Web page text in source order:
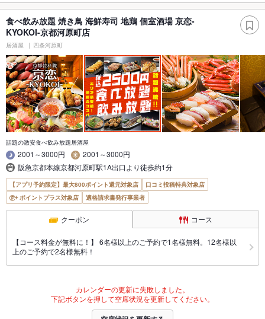
食べ飲み放題 焼き鳥 海鮮寿司 地鶏 個室酒場 京恋-
KYOKOI-京都河原町店
居酒屋 四条河原町
話題の激安食べ飲み放題居酒屋
2001～3000円
2001～3000円
阪急京都本線京都河原町駅1A出口より徒歩約1分
【アプリ予約限定】最大800ポイント還元対象店
口コミ投稿特典対象店
ポイントプラス対象店
適格請求書発行事業者
クーポン コース
【コース料金が無料に！】 6名様以上のご予約で1名様無料。12名様以
上のご予約で2名様無料！
カレンダーの更新に失敗しました。
下記ボタンを押して空席状況を更新してください。